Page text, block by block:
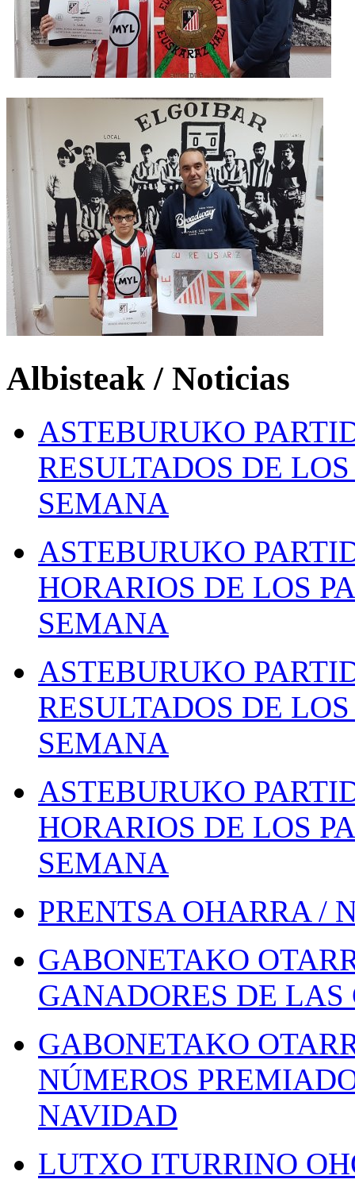
Albisteak / Noticias
ASTEBURUKO
RESULTADOS DE
SEMANA
ASTEBURUKO
HORARIOS DE LOS
SEMANA
ASTEBURUKO
RESULTADOS DE
SEMANA
ASTEBURUKO
HORARIOS DE LOS
SEMANA
PRENTSA OHARRA /
GABONETAKO
GANADORES DE
GABONETAKO
NÚMEROS
NAVIDAD
LUTXO ITURRINO